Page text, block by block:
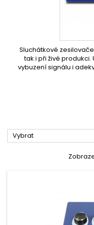
Sluchátkové
tak i při živé
vybuzení signálu i
Vybrat